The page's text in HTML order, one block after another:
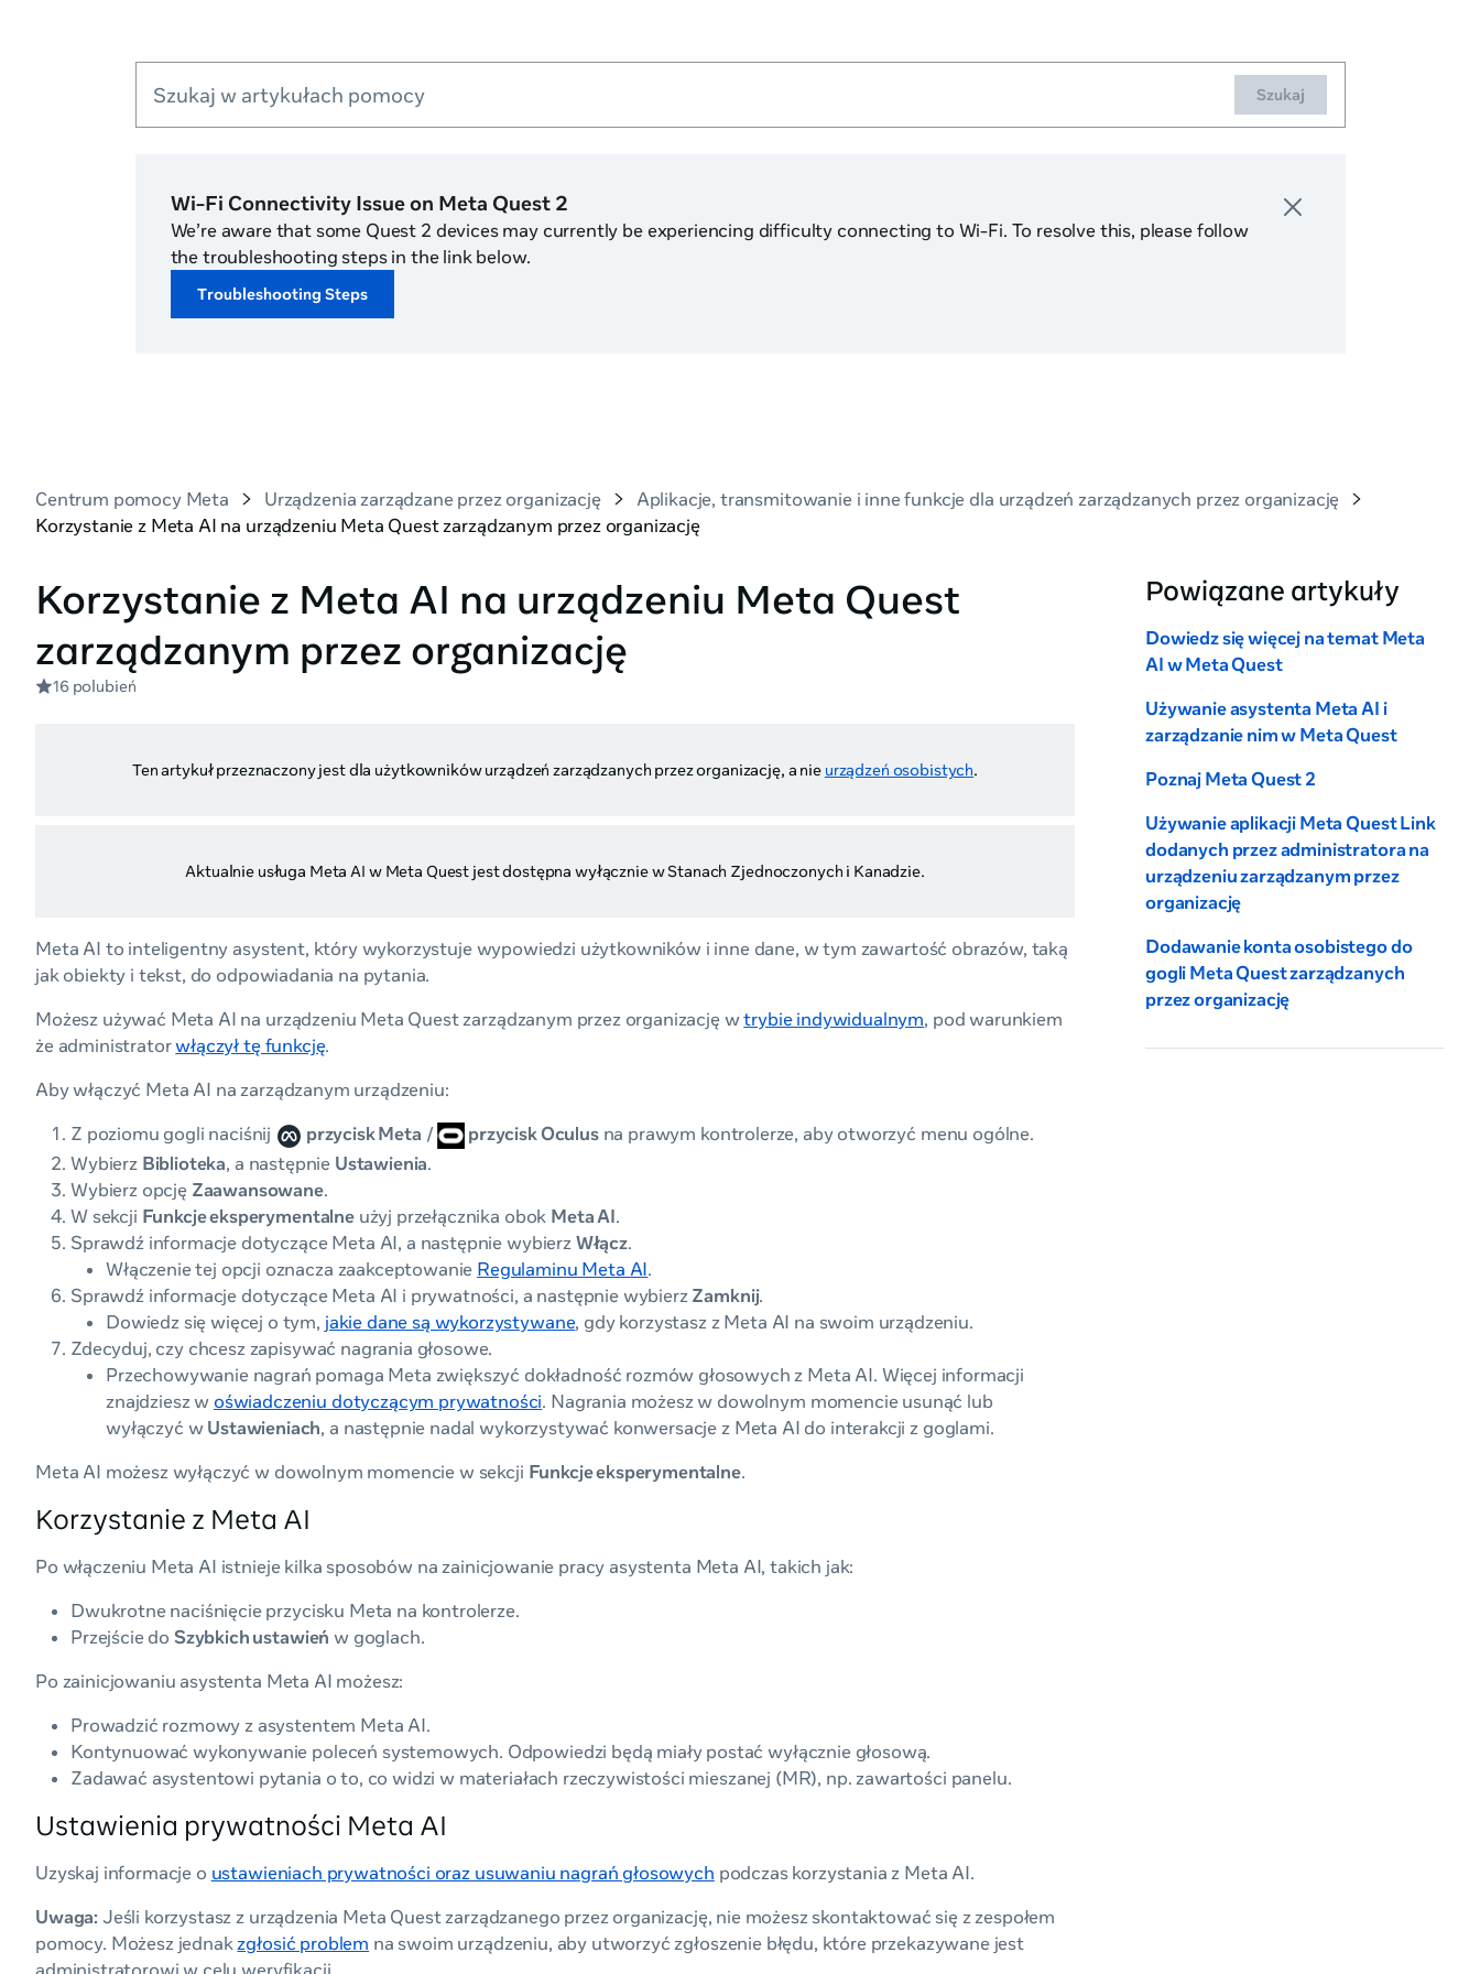
Szukaj w artykułach pomocy Szukaj
Wi-Fi Connectivity Issue on Meta Quest 2
We’re aware that some Quest 2 devices may currently be experiencing difficulty connecting to Wi-Fi. To resolve this, please follow
the troubleshooting steps in the link below.
Troubleshooting Steps
Centrum pomocy Meta Urządzenia zarządzane przez organizację
Aplikacje, transmitowanie i inne funkcje dla urządzeń zarządzanych przez organizację
Korzystanie z Meta AI na urządzeniu Meta Quest zarządzanym przez organizację
Korzystanie z Meta AI na urządzeniu Meta Quest
zarządzanym przez organizację
16 polubień
Ten artykuł przeznaczony jest dla użytkowników urządzeń zarządzanych przez organizację, a nie urządzeń osobistych.
Aktualnie usługa Meta AI w Meta Quest jest dostępna wyłącznie w Stanach Zjednoczonych i Kanadzie.
Meta AI to inteligentny asystent, który wykorzystuje wypowiedzi użytkowników i inne dane, w tym zawartość obrazów, taką
jak obiekty i tekst, do odpowiadania na pytania.
Możesz używać Meta AI na urządzeniu Meta Quest zarządzanym przez organizację wtrybie indywidualnym, pod warunkiem
że administratorwłączył tę funkcję.
Aby włączyć Meta AI na zarządzanym urządzeniu:
Z poziomu gogli naciśnij
przycisk Meta / przycisk Oculusna prawym kontrolerze, aby otworzyć menu ogólne.
Wybierz Biblioteka, a następnie Ustawienia.
Wybierz opcję Zaawansowane.
W sekcji Funkcje eksperymentalneużyj przełącznika obok Meta AI.
Sprawdź informacje dotyczące Meta AI, a następnie wybierz Włącz.
Włączenie tej opcji oznacza zaakceptowanie Regulaminu Meta AI.
Sprawdź informacje dotyczące Meta AI i prywatności, a następnie wybierz Zamknij.
Dowiedz się więcej o tym, jakie dane są wykorzystywane, gdy korzystasz z Meta AI na swoim urządzeniu.
Zdecyduj, czy chcesz zapisywać nagrania głosowe.
Przechowywanie nagrań pomaga Meta zwiększyć dokładność rozmów głosowych z Meta AI. Więcej informacji
znajdziesz w oświadczeniu dotyczącym prywatności. Nagrania możesz w dowolnym momencie usunąć lub
wyłączyć w Ustawieniach, a następnie nadal wykorzystywać konwersacje z Meta AI do interakcji z goglami.
Meta AI możesz wyłączyć w dowolnym momencie w sekcji Funkcje eksperymentalne.
Korzystanie z Meta AI
Po włączeniu Meta AI istnieje kilka sposobów na zainicjowanie pracy asystenta Meta AI, takich jak:
Dwukrotne naciśnięcie przycisku Meta na kontrolerze.
Przejście do Szybkich ustawień w goglach.
Po zainicjowaniu asystenta Meta AI możesz:
Prowadzić rozmowy z asystentem Meta AI.
Kontynuować wykonywanie poleceń systemowych. Odpowiedzi będą miały postać wyłącznie głosową.
Zadawać asystentowi pytania o to, co widzi w materiałach rzeczywistości mieszanej (MR), np. zawartości panelu.
Ustawienia prywatności Meta AI
Uzyskaj informacje o ustawieniach prywatności oraz usuwaniu nagrań głosowych podczas korzystania z Meta AI.
Uwaga: Jeśli korzystasz z urządzenia Meta Quest zarządzanego przez organizację, nie możesz skontaktować się z zespołem
pomocy. Możesz jednak zgłosić problem na swoim urządzeniu, aby utworzyć zgłoszenie błędu, które przekazywane jest
administratorowi w celu weryfikacji.
Powiązane artykuły
Dowiedz się więcej na temat Meta
AI w Meta Quest
Używanie asystenta Meta AI i
zarządzanie nim w Meta Quest
Poznaj Meta Quest 2
Używanie aplikacji Meta Quest Link
dodanych przez administratora na
urządzeniu zarządzanym przez
organizację
Dodawanie konta osobistego do
gogli Meta Quest zarządzanych
przez organizację